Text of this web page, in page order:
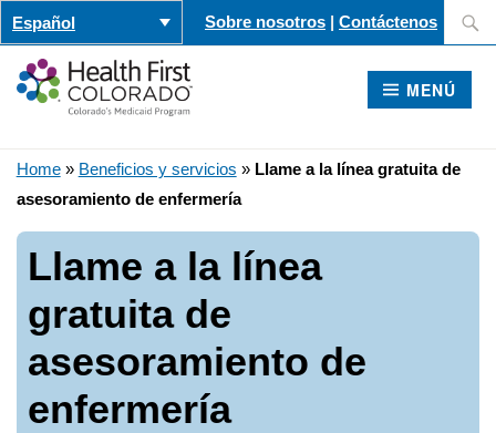
Saltar
al
contenido
Español Sobre nosotros Contáctenos
MENÚ
Home» Beneficios y servicios » Llame a la línea gratuita de
asesoramiento de enfermería
Llame a la línea
gratuita de
asesoramiento de
enfermería